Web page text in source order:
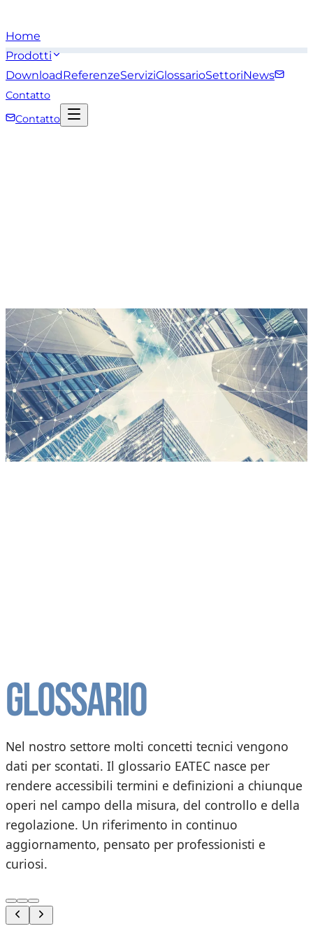
Home
Prodotti
DownloadReferenzeServiziGlossarioSettoriNews
Contatto
Contatto
Glossario
Nel nostro settore molti concetti tecnici vengono
dati per scontati. Il glossario EATEC nasce per
rendere accessibili termini e definizioni a chiunque
operi nel campo della misura, del controllo e della
regolazione. Un riferimento in continuo
aggiornamento, pensato per professionisti e
curiosi.